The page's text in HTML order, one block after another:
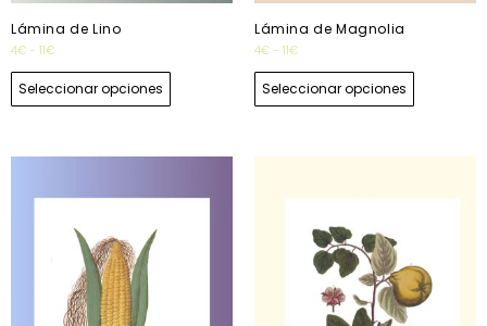
Lámina de Lino
4€ - 11€
Seleccionar opciones
Lámina de Magnolia
4€ - 11€
Seleccionar opciones